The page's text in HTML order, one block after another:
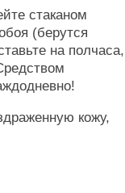
стаканом
(берутся
на полчаса,
кожу,